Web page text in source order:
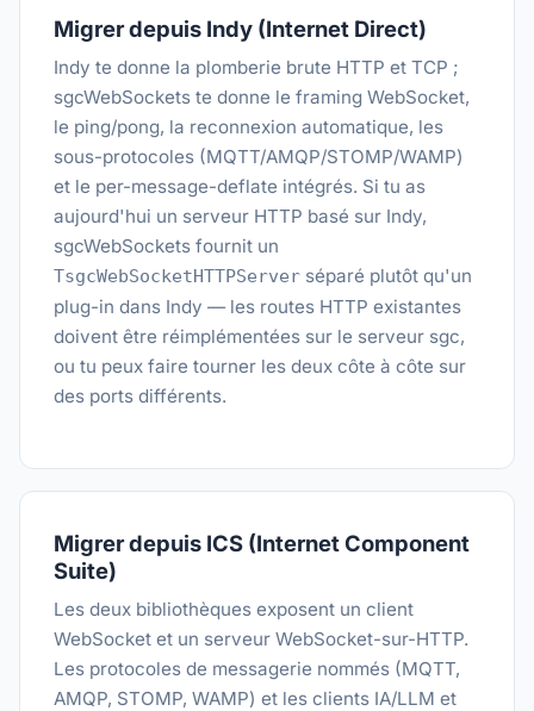
Migrer depuis Indy (Internet Direct)
Indy te donne la plomberie brute HTTP et TCP ;
sgcWebSockets te donne le framing WebSocket,
le ping/pong, la reconnexion automatique, les
sous-protocoles (MQTT/AMQP/STOMP/WAMP)
et le per-message-deflate intégrés. Si tu as
aujourd'hui un serveur HTTP basé sur Indy,
sgcWebSockets fournit un
TsgcWebSocketHTTPServer séparé plutôt qu'un
plug-in dans Indy — les routes HTTP existantes
doivent être réimplémentées sur le serveur sgc,
ou tu peux faire tourner les deux côte à côte sur
des ports différents.
Migrer depuis ICS (Internet Component
Suite)
Les deux bibliothèques exposent un client
WebSocket et un serveur WebSocket-sur-HTTP.
Les protocoles de messagerie nommés (MQTT,
AMQP, STOMP, WAMP) et les clients IA/LLM et